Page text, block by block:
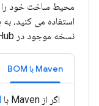
محیط ساخت خود را
استفاده می کنید،
نسخه موجود در GitHub به روز کنید.
Maven با BOM
اگر از Maven با